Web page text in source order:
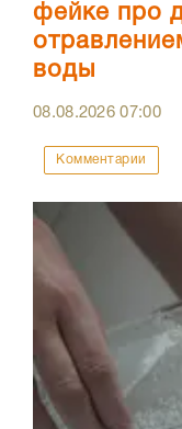
фейке про
воды
08.08.202607:00
Комментарии